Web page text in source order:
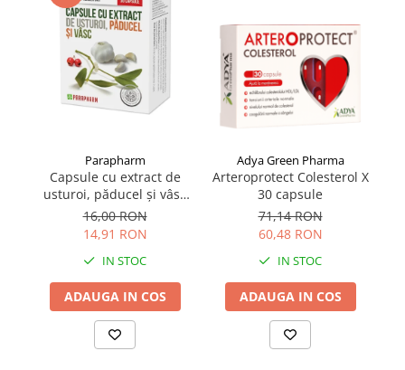
Parapharm
Capsule cu extract de
usturoi, păducel și vâsc
Parapharm 30 capsule
16,00 RON
14,91 RON
IN STOC
ADAUGA IN COS
Adya Green Pharma
Arteroprotect Colesterol X
30 capsule
71,14 RON
60,48 RON
IN STOC
ADAUGA IN COS